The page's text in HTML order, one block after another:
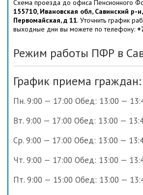
Схема проезда до офиса Пенсионного
155710, Ивановская обл, Савинский р-
Первомайская, д 11. Уточнить график
выходные дни вы можете по телефону:
Режим работы ПФР в
График приема граждан:
Пн. 9:00 — 17:00 Обед: 13:00 —
Вт. 9:00 — 17:00 Обед: 13:00 —
Ср. 9:00 — 17:00 Обед: 13:00 —
Чт. 9:00 — 17:00 Обед: 13:00 —
Пт. 9:00 — 15:00 Обед: 13:00 —